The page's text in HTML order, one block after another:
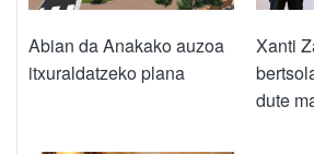
Abian da Anakako auzoa
itxuraldatzeko plana
Xanti
dute